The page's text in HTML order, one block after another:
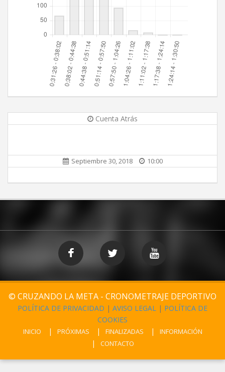
Cuenta Atrás
Septiembre 30, 2018 10:00
© CRUZANDO LA META - CRONOMETRAJE DEPORTIVO
POLÍTICA DE PRIVACIDAD | AVISO LEGAL | POLÍTICA DE
COOKIES
INICIO PRÓXIMAS FINALIZADAS
INFORMACIÓN
CONTACTO